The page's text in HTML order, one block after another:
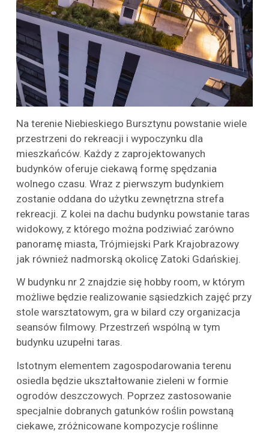
Na terenie Niebieskiego Bursztynu powstanie wiele
przestrzeni do rekreacji i wypoczynku dla
mieszkańców. Każdy z zaprojektowanych
budynków oferuje ciekawą formę spędzania
wolnego czasu. Wraz z pierwszym budynkiem
zostanie oddana do użytku zewnętrzna strefa
rekreacji. Z kolei na dachu budynku powstanie taras
widokowy, z którego można podziwiać zarówno
panoramę miasta, Trójmiejski Park Krajobrazowy
jak również nadmorską okolicę Zatoki Gdańskiej.
W budynku nr 2 znajdzie się hobby room, w którym
możliwe będzie realizowanie sąsiedzkich zajęć przy
stole warsztatowym, gra w bilard czy organizacja
seansów filmowy. Przestrzeń wspólną w tym
budynku uzupełni taras.
Istotnym elementem zagospodarowania terenu
osiedla będzie ukształtowanie zieleni w formie
ogrodów deszczowych. Poprzez zastosowanie
specjalnie dobranych gatunków roślin powstaną
ciekawe, zróżnicowane kompozycje roślinne